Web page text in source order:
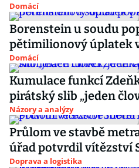
Domácí
Borenstein u soudu
pětimilionový úplatek
Domácí
Kumulace funkcí
pirátský slib „jeden
Názory a analýzy
Průlom ve stavbě
úřad potvrdil vítězství
Doprava a logistika